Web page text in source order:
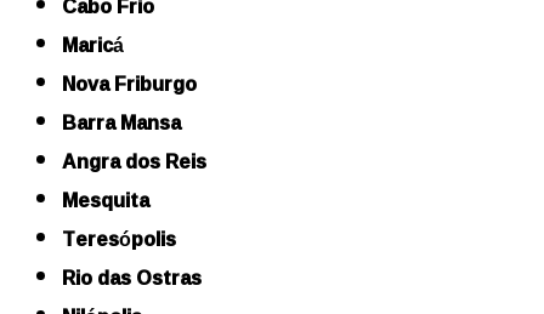
Maricá
Nova Friburgo
Barra Mansa
Angra dos Reis
Mesquita
Teresópolis
Rio das Ostras